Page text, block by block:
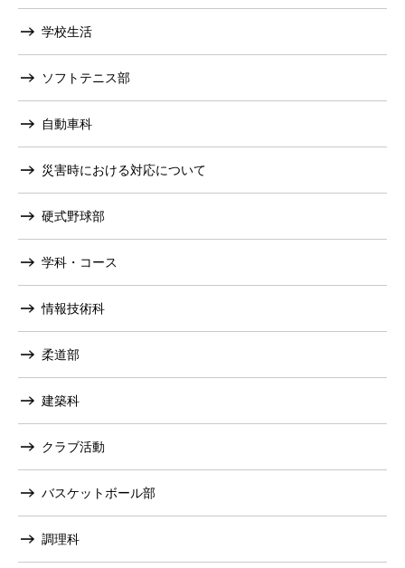
学校生活
ソフトテニス部
自動車科
災害時における対応について
硬式野球部
学科・コース
情報技術科
柔道部
建築科
クラブ活動
バスケットボール部
調理科